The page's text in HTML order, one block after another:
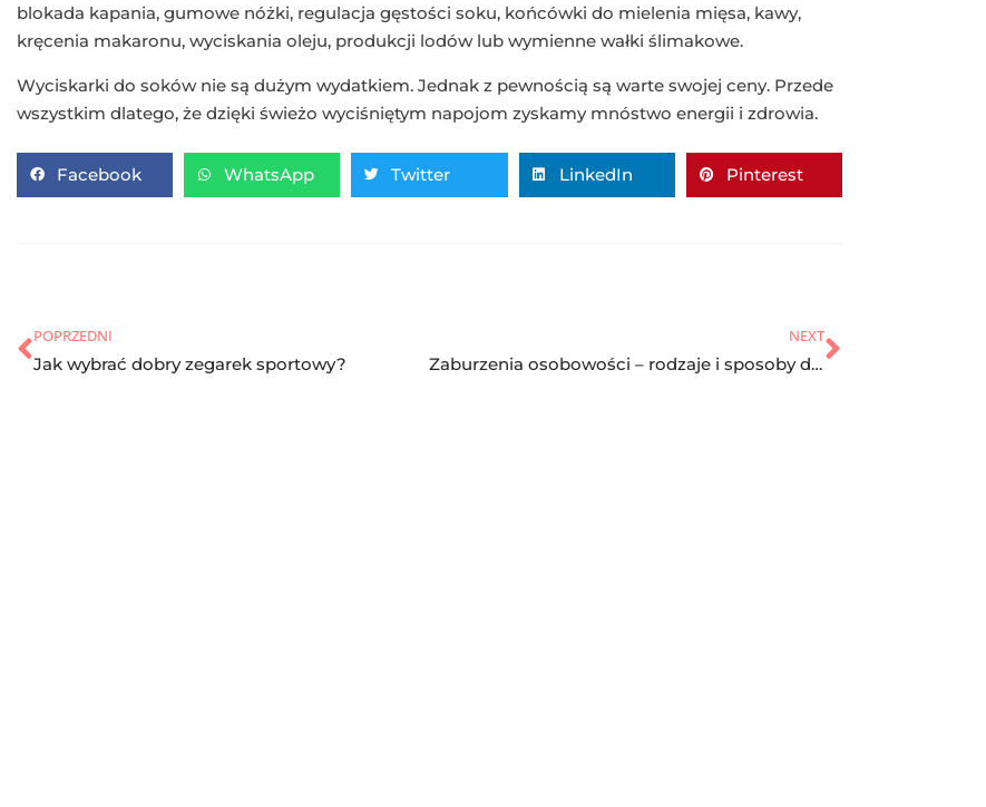
blokada kapania, gumowe nóżki, regulacja gęstości soku, końcówki do mielenia mięsa, kawy,
kręcenia makaronu, wyciskania oleju, produkcji lodów lub wymienne wałki ślimakowe.
Wyciskarki do soków nie są dużym wydatkiem. Jednak z pewnością są warte swojej ceny. Przede
wszystkim dlatego, że dzięki świeżo wyciśniętym napojom zyskamy mnóstwo energii i zdrowia.
Facebook WhatsApp Twitter LinkedIn Pinterest
POPRZEDNI
Jak wybrać dobry zegarek sportowy?
NEXT
Zaburzenia osobowości – rodzaje i sposoby diagnozowania